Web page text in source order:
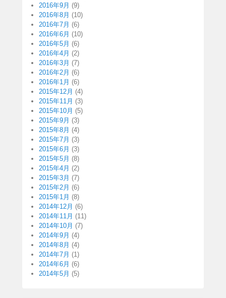
2016年9月 (9)
2016年8月 (10)
2016年7月 (6)
2016年6月 (10)
2016年5月 (6)
2016年4月 (2)
2016年3月 (7)
2016年2月 (6)
2016年1月 (6)
2015年12月 (4)
2015年11月 (3)
2015年10月 (5)
2015年9月 (3)
2015年8月 (4)
2015年7月 (3)
2015年6月 (3)
2015年5月 (8)
2015年4月 (2)
2015年3月 (7)
2015年2月 (6)
2015年1月 (8)
2014年12月 (6)
2014年11月 (11)
2014年10月 (7)
2014年9月 (4)
2014年8月 (4)
2014年7月 (1)
2014年6月 (6)
2014年5月 (5)